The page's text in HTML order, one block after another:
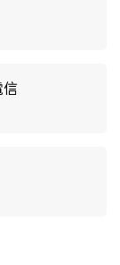
信